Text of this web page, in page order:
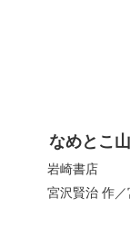
なめとこ
岩崎書店
宮沢賢治作／